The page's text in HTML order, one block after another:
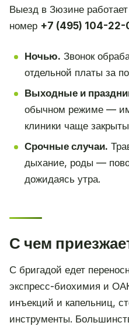
Выезд в Зюзине работает
номер +7 (495) 104-22-
Ночью. Звонок
отдельной платы за
Выходные и
обычном режиме —
клиники чаще
Срочные случаи.
дыхание, роды —
дожидаясь утра.
С чем
С бригадой едет
экспресс-биохимия и
инъекций и капельниц,
инструменты.